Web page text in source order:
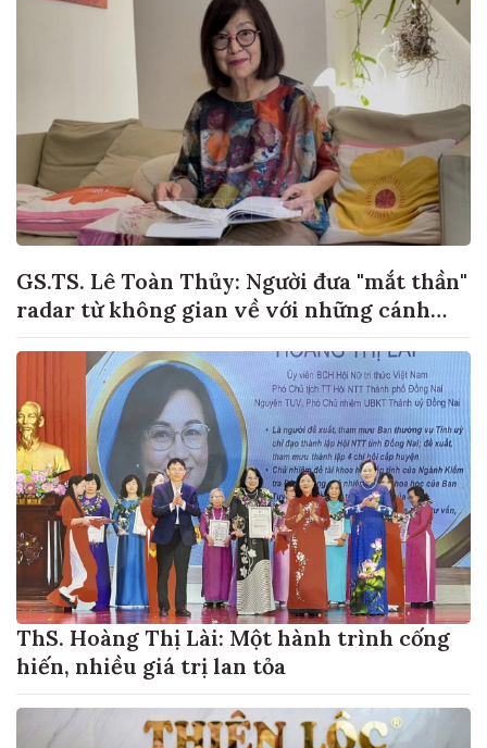
GS.TS. Lê Toàn Thủy: Người đưa "mắt thần"
radar từ không gian về với những cánh
ThS. Hoàng Thị Lài: Một hành trình cống
hiến, nhiều giá trị lan tỏa